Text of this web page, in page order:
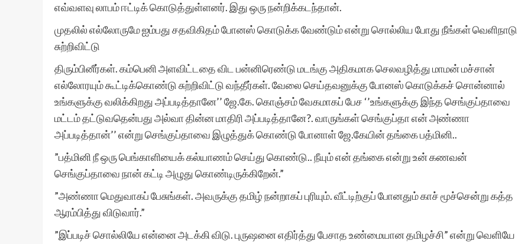
எவ்வளவு லாபம் ஈட்டிக் கொடுத்துள்ளனர். இது ஒரு நன்றிக்கடந்தான்.
முதலில் எல்லோருமே ஐம்பது சதவிகிதம் போனஸ் கொடுக்க வேண்டும் என்று சொல்லிய போது நீங்கள் வெளிநாடு
சுற்றிவிட்டு
திரும்பினீர்கள். கம்பெனி அளவிட்டதை விட பன்னிரெண்டு மடங்கு அதிகமாக செலவழித்து மாமன் மச்சான்
எல்லோரயும் கூட்டிக்கொண்டு சுற்றிவிட்டு வந்தீர்கள். வேலை செய்தவனுக்கு போனஸ் கொடுக்கச் சொன்னால்
உங்களுக்கு வலிக்கிறது அப்படித்தானே’’ ஜே.கே. கொஞ்சம் வேகமாகப் பேச ‘’உங்களுக்கு இந்த செங்குப்தாவை
மட்டம் தட்டுவதென்பது அல்வா தின்ன மாதிரி அப்படித்தானே?. வாருங்கள் செங்குப்தா என் அண்ணா
அப்படித்தான்’’ என்று செங்குப்தாவை இழுத்துக் கொண்டு போனாள் ஜே.கேயின் தங்கை பத்மினி..
”பத்மினி நீ ஒரு பெங்காளியைக் கல்யாணம் செய்து கொண்டு.. நீயும் என் தங்கை என்று உன் கணவன்
செங்குப்தாவை நான் கட்டி அழுது கொண்டிருக்கிறேன்.”
”அண்ணா மெதுவாகப் பேசுங்கள். அவருக்கு தமிழ் நன்றாகப் புரியும். வீட்டிற்குப் போனதும் காச் மூச்சென்று கத்த
ஆரம்பித்து விடுவார்.”
”இப்படிச் சொல்லியே என்னை அடக்கி விடு. புருஷனை எதிர்த்து பேசாத உண்மையான தமிழச்சி” என்று வெளியே
காளான்போல
பெருகிவிட்டிருந்தாலும்,
சிறுகதைகள்.காம்…
தனித்து நிற்பதன் காரணம்
வியாபார நோக்கம் அறவே
இன்றி, தரமுள்ள
பாரபட்சமில்லாமல்
வெளியிடுவதை அதன்